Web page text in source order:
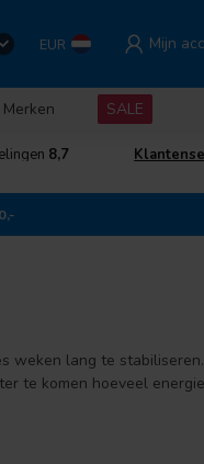
EUR Mijn
Merken SALE
8,7
weken lang te
te komen hoeveel